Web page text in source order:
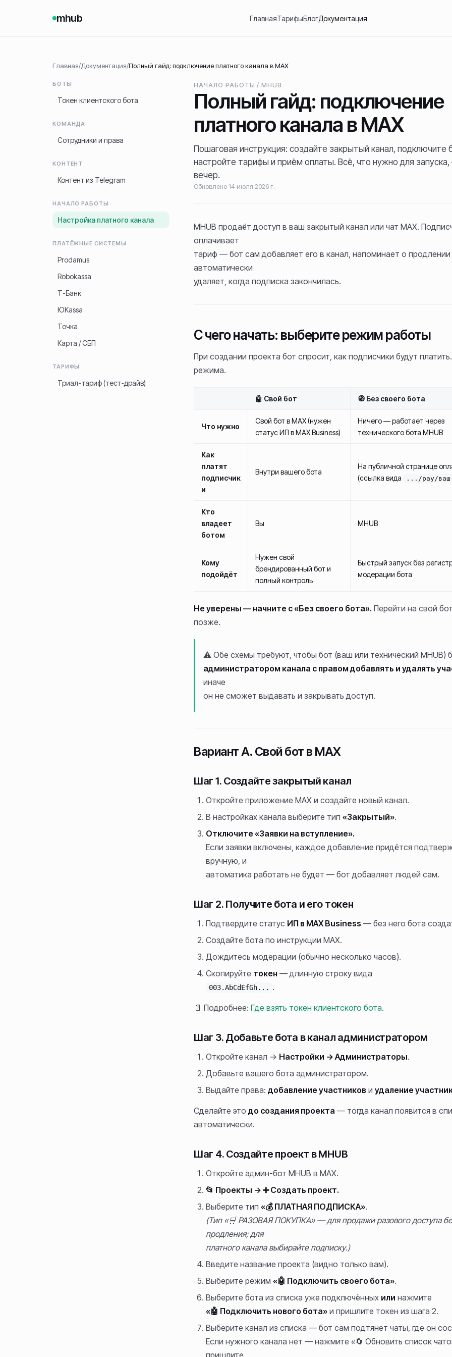
mhub ГлавнаяТарифыБлогДокументация
Главная/Документация/Полный гайд: подключение платного канала в MAX
БОТЫ
Токен клиентского бота
КОМАНДА
Сотрудники и права
КОНТЕНТ
Контент из Telegram
НАЧАЛО РАБОТЫ
Настройка платного канала
ПЛАТЁЖНЫЕ СИСТЕМЫ
Prodamus
Robokassa
Т-Банк
ЮKassa
Точка
Карта / СБП
ТАРИФЫ
Триал-тариф (тест-драйв)
НАЧАЛО РАБОТЫ /MHUB
Полный гайд: подключение
платного канала в MAX
Пошаговая инструкция: создайте закрытый канал, подключите
настройте тарифы и приём оплаты. Всё, что нужно для
вечер.
Обновлено14 июля 2026 г.
MHUB продаёт доступ в ваш закрытый канал или чат MAX.
оплачивает
тариф — бот сам добавляет его в канал, напоминает о продлении
автоматически
удаляет, когда подписка закончилась.
С чего начать: выберите режим работы
При создании проекта бот спросит, как подписчики будут
режима.
🤖 Свой бот 🧭 Без своего бота
Что нужно
Свой бот в MAX (нужен
статус ИП в MAX Business)
Ничего — работает через
технического бота MHUB
Как
платят
подписчик
и
Внутри вашего бота
На публичной странице
(ссылка вида
.../pay/
Кто
владеет
ботом
Вы MHUB
Кому
подойдёт
Нужен свой
брендированный бот и
полный контроль
Быстрый запуск без
модерации бота
Не уверены — начните с «Без своего бота». Перейти на свой
позже.
⚠️ Обе схемы требуют, чтобы бот (ваш или технический MHUB)
администратором канала с правом добавлять и удалять
иначе
он не сможет выдавать и закрывать доступ.
Вариант А. Свой бот в MAX
Шаг 1. Создайте закрытый канал
Откройте приложение MAX и создайте новый канал.
В настройках канала выберите тип «Закрытый».
Отключите «Заявки на вступление».
Если заявки включены, каждое добавление придётся
вручную, и
автоматика работать не будет — бот добавляет людей сам.
Шаг 2. Получите бота и его токен
Подтвердите статус ИП в MAX Business — без него бота
Создайте бота по инструкции MAX.
Дождитесь модерации (обычно несколько часов).
Скопируйте токен — длинную строку вида
003.AbCdEfGh... .
📄 Подробнее: Где взять токен клиентского бота.
Шаг 3. Добавьте бота в канал администратором
Откройте канал → Настройки → Администраторы.
Добавьте вашего бота администратором.
Выдайте права: добавление участников и удаление
Сделайте это до создания проекта — тогда канал появится в
автоматически.
Шаг 4. Создайте проект в MHUB
Откройте админ-бот MHUB в MAX.
📂 Проекты → ➕ Создать проект.
Выберите тип «💰 ПЛАТНАЯ ПОДПИСКА».
(Тип «🛒 РАЗОВАЯ ПОКУПКА» — для продажи разового доступа
продления; для
платного канала выбирайте подписку.)
Введите название проекта (видно только вам).
Выберите режим «🤖 Подключить своего бота».
Выберите бота из списка уже подключённых или нажмите
«🤖 Подключить нового бота» и пришлите токен из шага 2.
Выберите канал из списка — бот сам подтянет чаты, где он
Если нужного канала нет — нажмите «🔄 Обновить список
пришлите